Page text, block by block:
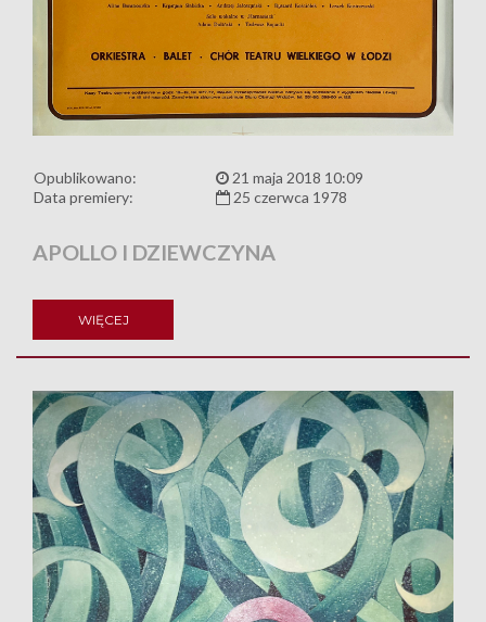
Opublikowano:
21 maja 2018 10:09
Data premiery:
25 czerwca 1978
APOLLO I DZIEWCZYNA
WIĘCEJ